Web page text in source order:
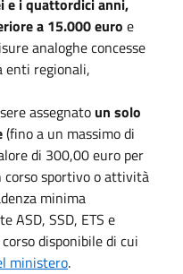
a 15.000 euro e
analoghe concesse
enti regionali,
assegnato un solo
(fino a un massimo di
di 300,00 euro per
corso sportivo o attività
minima
ASD, SSD, ETS e
disponibile di cui
ministero.